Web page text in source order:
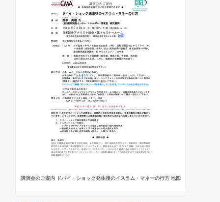
講演会のご案内 ドバイ・ショック発生後のイスラム・マネーの行方 地図